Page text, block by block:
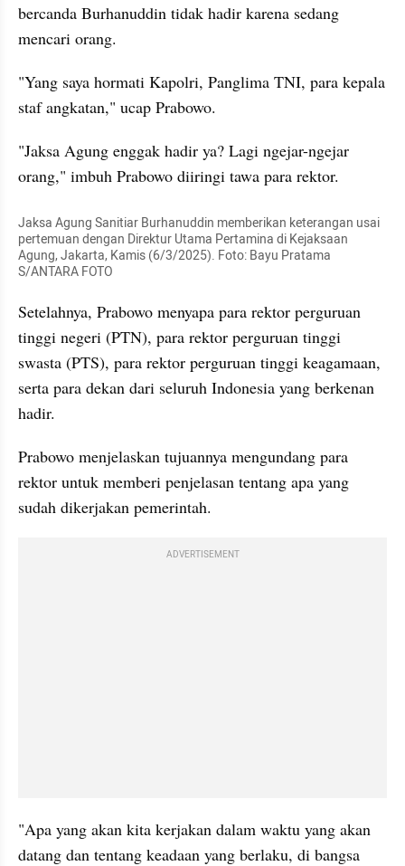
bercanda Burhanuddin tidak hadir karena sedang
mencari orang.
"Yang saya hormati Kapolri, Panglima TNI, para kepala
staf angkatan," ucap Prabowo.
"Jaksa Agung enggak hadir ya? Lagi ngejar-ngejar
orang," imbuh Prabowo diiringi tawa para rektor.
Jaksa Agung Sanitiar Burhanuddin memberikan keterangan usai
pertemuan dengan Direktur Utama Pertamina di Kejaksaan
Agung, Jakarta, Kamis (6/3/2025). Foto: Bayu Pratama
S/ANTARA FOTO
Setelahnya, Prabowo menyapa para rektor perguruan
tinggi negeri (PTN), para rektor perguruan tinggi
swasta (PTS), para rektor perguruan tinggi keagamaan,
serta para dekan dari seluruh Indonesia yang berkenan
hadir.
Prabowo menjelaskan tujuannya mengundang para
rektor untuk memberi penjelasan tentang apa yang
sudah dikerjakan pemerintah.
ADVERTISEMENT
"Apa yang akan kita kerjakan dalam waktu yang akan
datang dan tentang keadaan yang berlaku, di bangsa